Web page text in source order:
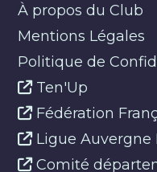
À propos du Club
Mentions Légales
Politique de
Ten'Up
Fédération
Ligue Auvergne
Comité